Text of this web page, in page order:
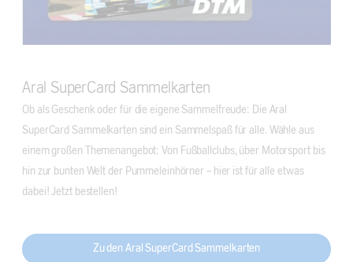
Aral SuperCard Sammelkarten
Ob als Geschenk oder für die eigene Sammelfreude: Die Aral
SuperCard Sammelkarten sind ein Sammelspaß für alle. Wähle aus
einem großen Themenangebot: Von Fußballclubs, über Motorsport bis
hin zur bunten Welt der Pummeleinhörner – hier ist für alle etwas
dabei! Jetzt bestellen!
Zu den Aral SuperCard Sammelkarten